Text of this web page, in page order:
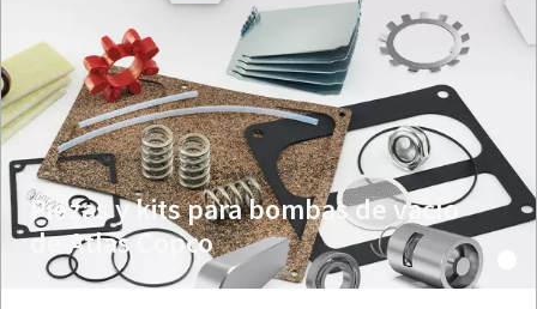
Piezas y kits para bombas de vacío
de Atlas Copco